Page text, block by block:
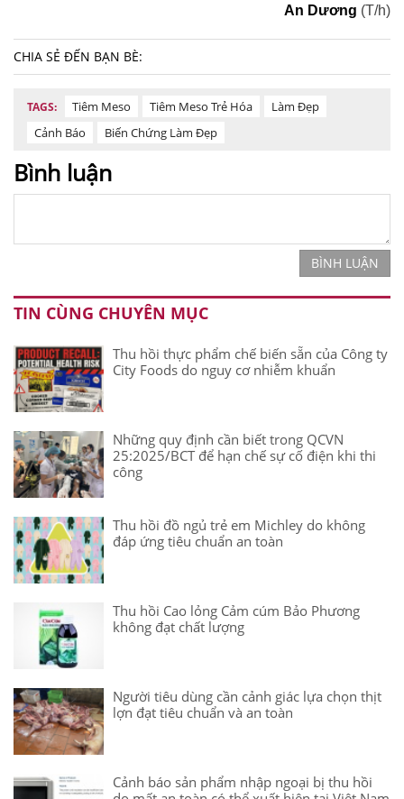
An Dương (T/h)
CHIA SẺ ĐẾN BẠN BÈ:
TAGS: Tiêm Meso Tiêm Meso Trẻ Hóa
Làm Đẹp
Cảnh Báo
Biến Chứng Làm Đẹp
Bình luận
BÌNH LUẬN
TIN CÙNG CHUYÊN MỤC
Thu hồi thực phẩm chế biến sẵn của Công ty
City Foods do nguy cơ nhiễm khuẩn
Những quy định cần biết trong QCVN
25:2025/BCT để hạn chế sự cố điện khi thi
công
Thu hồi đồ ngủ trẻ em Michley do không
đáp ứng tiêu chuẩn an toàn
Thu hồi Cao lỏng Cảm cúm Bảo Phương
không đạt chất lượng
Người tiêu dùng cần cảnh giác lựa chọn thịt
lợn đạt tiêu chuẩn và an toàn
Cảnh báo sản phẩm nhập ngoại bị thu hồi